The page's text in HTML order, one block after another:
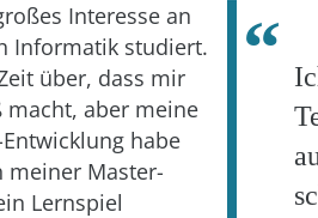
Interesse an
Informatik studiert.
über, dass mir
macht, aber meine
habe
meiner Master-
Lernspiel